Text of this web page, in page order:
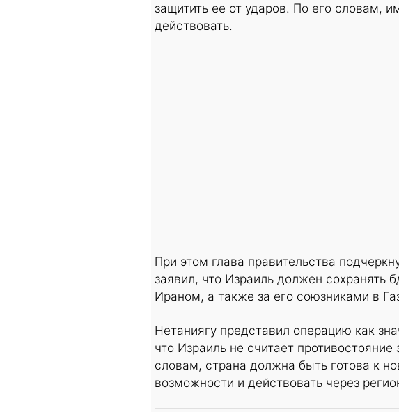
защитить ее от ударов. По его словам,
действовать.
При этом глава правительства
заявил, что Израиль должен сохранять
Ираном, а также за его союзниками в
Нетаниягу представил операцию как
что Израиль не считает
словам, страна должна быть готова к
возможности и действовать через